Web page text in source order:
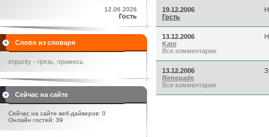
12.06.2026
Гость
Слово из словаря
impurity - грязь, примесь
Сейчас на сайте
Сейчас на сайте веб-дайверов: 0
Онлайн гостей: 39
19.12.2006
Гость
13.12.2006
Kate
Все комментарии
13.12.2006
Renegade
Все комментарии